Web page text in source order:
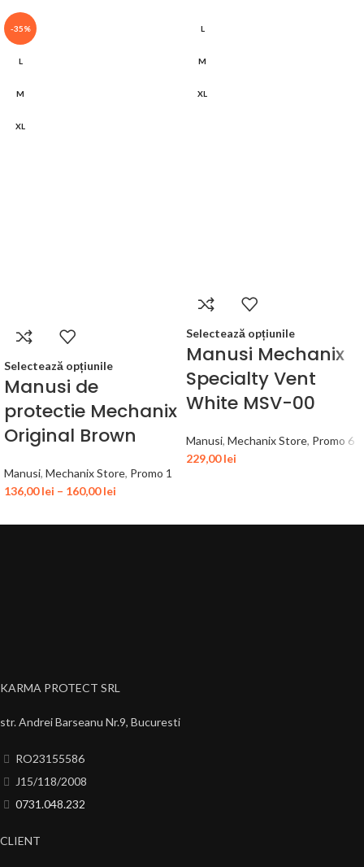
-35%
L
M
XL
Selectează opțiunile
Manusi de
protectie Mechanix
Original Brown
Manusi, Mechanix Store, Promo 1
136,00lei – 160,00lei
L
M
XL
Selectează opțiunile
Manusi Mechanix
Specialty Vent
White MSV-00
Manusi, Mechanix Store, Promo 6
229,00lei
KARMA PROTECT SRL
str. Andrei Barseanu Nr.9, Bucuresti
RO23155586
J15/118/2008
0731.048.232
CLIENT